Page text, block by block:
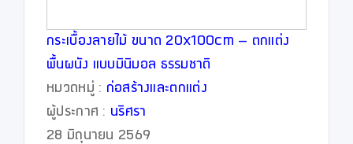
กระเบื้องลายไม้ ขนาด 20x100cm – ตกแต่ง
พื้นผนัง แบบมินิมอล ธรรมชาติ
หมวดหมู่ : ก่อสร้างและตกแต่ง
ผู้ประกาศ : นริศรา
28 มิถุนายน 2569